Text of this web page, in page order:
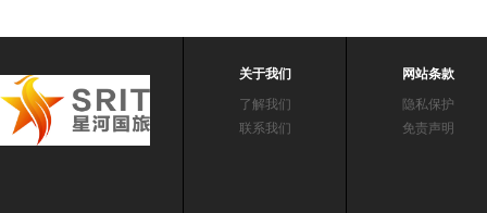
关于我们
了解我们
联系我们
网站条款
隐私保护
免责声明